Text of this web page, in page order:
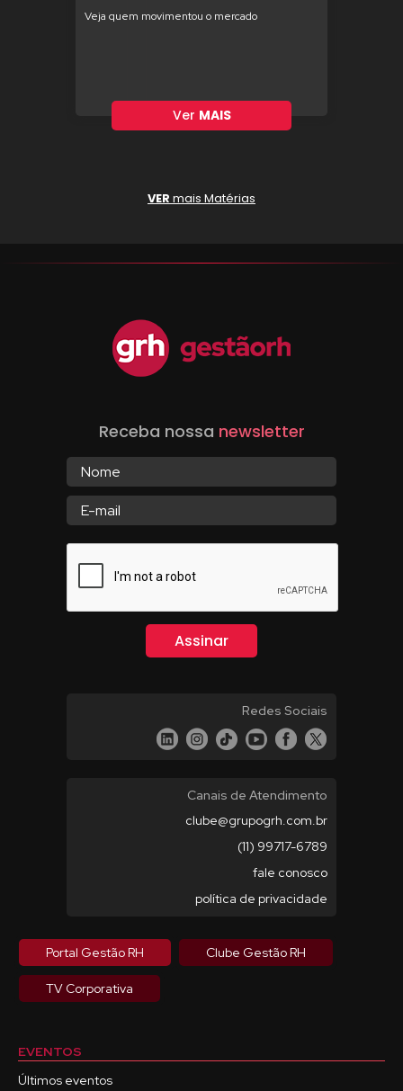
Veja quem movimentou o mercado
Ver MAIS
VER mais Matérias
Receba nossa newsletter
Redes Sociais
Canais de Atendimento
clube@grupogrh.com.br
(11) 99717-6789
fale conosco
política de privacidade
Portal Gestão RH Clube Gestão RH
TV Corporativa
EVENTOS
Últimos eventos